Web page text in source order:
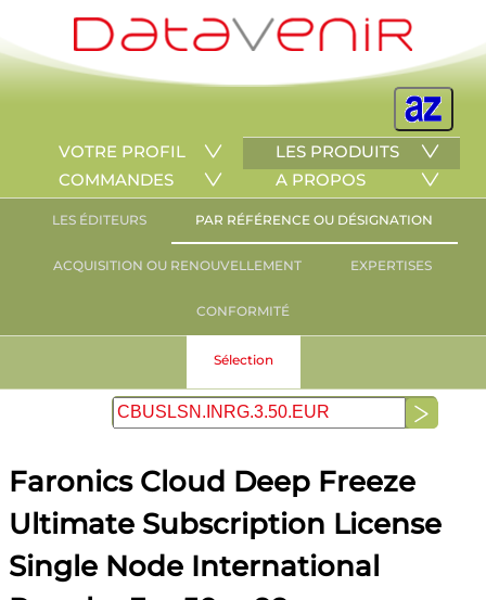
VOTRE PROFIL
LES PRODUITS
COMMANDES
A PROPOS
LES ÉDITEURS PAR RÉFÉRENCE OU DÉSIGNATION
ACQUISITION OU RENOUVELLEMENT EXPERTISES
CONFORMITÉ
Sélection
Faronics Cloud Deep Freeze
Ultimate Subscription License
Single Node International